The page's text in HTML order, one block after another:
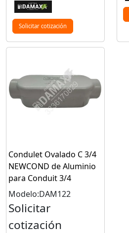
Solicitar cotización
Condulet Ovalado C 3/4
NEWCOND de Aluminio
para Conduit 3/4
Modelo:DAM122
Solicitar
cotización